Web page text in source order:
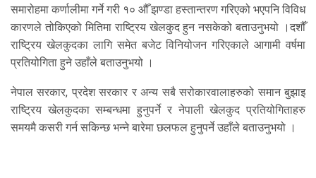
समारोहमा कर्णालीमा गर्ने गरी १० औँ झण्डा हस्तान्तरण गरिएको भएपनि विविध
कारणले तोकिएको मितिमा राष्ट्रिय खेलकुद हुन नसकेको बताउनुभयो ।दशौँ
राष्ट्रिय खेलकुदका लागि समेत बजेट विनियोजन गरिएकाले आगामी वर्षमा
प्रतियोगिता हुने उहाँले बताउनुभयो ।
नेपाल सरकार, प्रदेश सरकार र अन्य सबै सरोकारवालाहरुको समान बुझाइ
राष्ट्रिय खेलकुदका सम्बन्धमा हुनुपर्ने र नेपाली खेलकुद प्रतियोगिताहरु
समयमै कसरी गर्न सकिन्छ भन्ने बारेमा छलफल हुनुपर्ने उहाँले बताउनुभयो ।